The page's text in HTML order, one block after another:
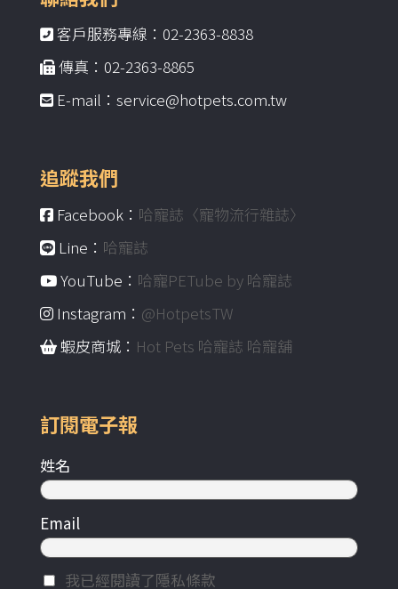
客戶服務專線：02-2363-8838
傳真：02-2363-8865
E-mail：service@hotpets.com.tw
追蹤我們
Facebook： 哈寵誌〈寵物流行雜誌〉
Line： 哈寵誌
YouTube： 哈寵PETube by 哈寵誌
Instagram： @HotpetsTW
蝦皮商城： Hot Pets 哈寵誌 哈寵舖
訂閱電子報
姓名
Email
我已經閱讀了隱私條款